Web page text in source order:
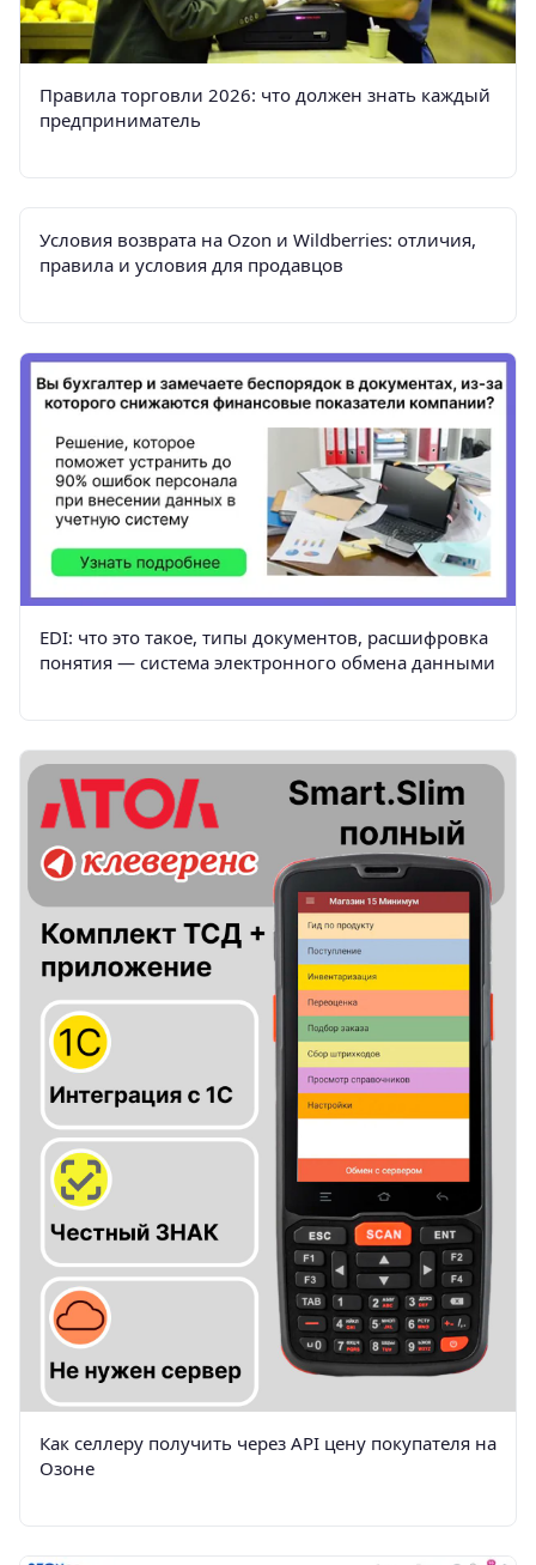
Правила торговли 2026: что должен знать каждый
предприниматель
Условия возврата на Ozon и Wildberries: отличия,
правила и условия для продавцов
EDI: что это такое, типы документов, расшифровка
понятия — система электронного обмена данными
Как селлеру получить через API цену покупателя на
Озоне